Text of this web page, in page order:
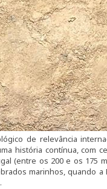
de relevância
história contínua, com
(entre os 200 e os 175
marinhos, quando a